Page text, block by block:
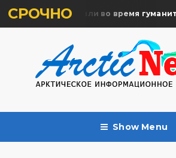
СРОЧНО
жертв почтили во время
Show Menu